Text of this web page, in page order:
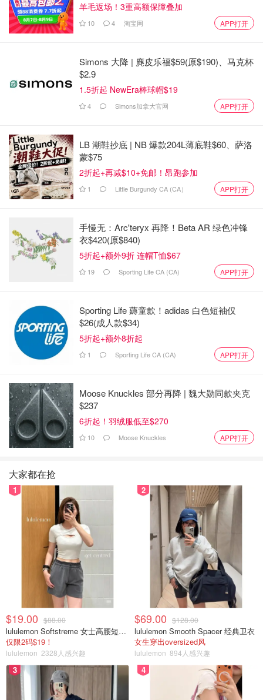
羊毛返场！3重高额保障叠加
10 4 淘宝网 APP打开
Simons 大降 | 麂皮乐福$59(原$190)、马克杯
$2.9
1.5折起 NewEra棒球帽$19
4 Simons加拿大官网 APP打开
LB 潮鞋抄底 | NB 爆款204L薄底鞋$60、萨洛
蒙$75
2折起+再减$10+免邮！昂跑参加
1 Little Burgundy CA (CA） APP打开
手慢无：Arc'teryx 再降！Beta AR 绿色冲锋
衣$420(原$840)
5折起+额外9折 连帽T恤$67
19 Sporting Life CA (CA) APP打开
Sporting Life 薅童款！adidas 白色短袖仅
$26(成人款$34)
5折起+额外8折起
1 Sporting Life CA (CA) APP打开
Moose Knuckles 部分再降 | 魏大勋同款夹克
$237
6折起！羽绒服低至$270
10 Moose Knuckles APP打开
大家都在抢
1
$19.00 $88.00
lululemon Softstreme 女士高腰短裤 10cm
仅限2码$19！
lululemon 2328人感兴趣
2
$69.00 $128.00
lululemon Smooth Spacer 经典卫衣
女生穿出oversized风
lululemon 894人感兴趣
3 4